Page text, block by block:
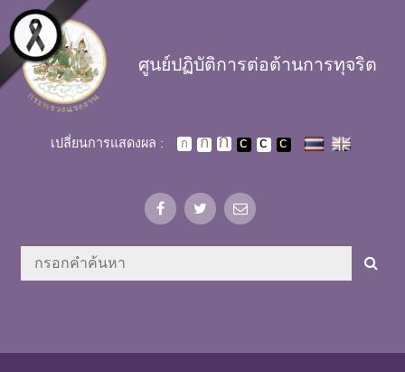
Skip to main content
ศูนย์ปฏิบัติการต่อต้านการทุจริต
เปลี่ยนการแสดงผล :